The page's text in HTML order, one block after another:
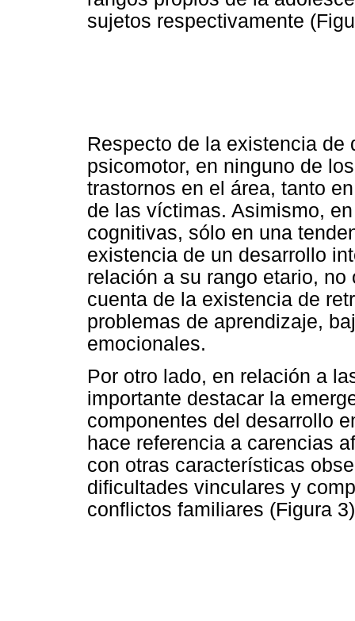
sujetos respectivamente
Respecto de la existencia
psicomotor, en ninguno de
trastornos en el área, tanto
de las víctimas. Asimismo,
cognitivas, sólo en una
existencia de un desarrollo
relación a su rango etario,
cuenta de la existencia de
problemas de aprendizaje,
emocionales.
Por otro lado, en relación a
importante destacar la
componentes del desarrollo
hace referencia a carencias
con otras características
dificultades vinculares y
conflictos familiares (Figura